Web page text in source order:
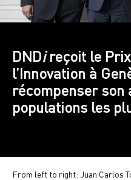
DNDireçoit le
l’Innovation à
récompenser son
populations les
From left to right: Juan Carlos